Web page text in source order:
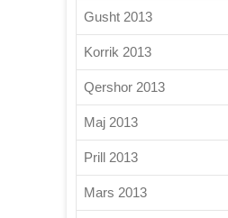
Gusht 2013
Korrik 2013
Qershor 2013
Maj 2013
Prill 2013
Mars 2013